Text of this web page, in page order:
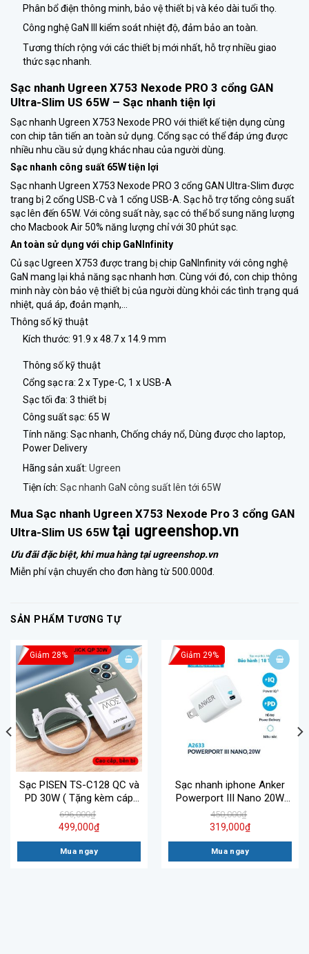
Phân bổ điện thông minh, bảo vệ thiết bị và kéo dài tuổi thọ.
Công nghệ GaN III kiểm soát nhiệt độ, đảm bảo an toàn.
Tương thích rộng với các thiết bị mới nhất, hỗ trợ nhiều giao
thức sạc nhanh.
Sạc nhanh Ugreen X753 Nexode PRO 3 cổng GAN
Ultra-Slim US 65W – Sạc nhanh tiện lợi
Sạc nhanh Ugreen X753 Nexode PRO với thiết kế tiện dụng cùng
con chip tân tiến an toàn sử dụng. Cổng sạc có thể đáp ứng được
nhiều nhu cầu sử dụng khác nhau của người dùng.
Sạc nhanh công suất 65W tiện lợi
Sạc nhanh Ugreen X753 Nexode PRO 3 cổng GAN Ultra-Slim được
trang bị 2 cổng USB-C và 1 cổng USB-A. Sạc hỗ trợ tổng công suất
sạc lên đến 65W. Với công suất này, sạc có thể bổ sung năng lượng
cho Macbook Air 50% năng lượng chỉ với 30 phút sạc.
An toàn sử dụng với chip GaNInfinity
Củ sạc Ugreen X753 được trang bị chip GaNInfinity với công nghệ
GaN mang lại khả năng sạc nhanh hơn. Cùng với đó, con chip thông
minh này còn bảo vệ thiết bị của người dùng khỏi các tình trạng quá
nhiệt, quá áp, đoản mạnh,…
Thông số kỹ thuật
Kích thước: 91.9 x 48.7 x 14.9 mm
Thông số kỹ thuật
Cổng sạc ra: 2 x Type-C, 1 x USB-A
Sạc tối đa: 3 thiết bị
Công suất sạc: 65 W
Tính năng: Sạc nhanh, Chống cháy nổ, Dùng được cho laptop,
Power Delivery
Hãng sản xuất:Ugreen
Tiện ích:Sạc nhanh GaN công suất lên tới 65W
Mua Sạc nhanh Ugreen X753 Nexode Pro 3 cổng GAN
Ultra-Slim US 65W tại ugreenshop.vn
Ưu đãi đặc biệt, khi mua hàng tạiugreenshop.vn
Miễn phí vận chuyển cho đơn hàng từ 500.000đ.
SẢN PHẨM TƯƠNG TỰ
Giảm 28%
Sạc PISEN TS-C128 QC và
PD 30W ( Tặng kèm cáp
Type C to Lightning)
696,000₫
499,000₫
Mua ngay
Giảm 29%
Sạc nhanh iphone Anker
Powerport III Nano 20W
A2633
450,000₫
319,000₫
Mua ngay